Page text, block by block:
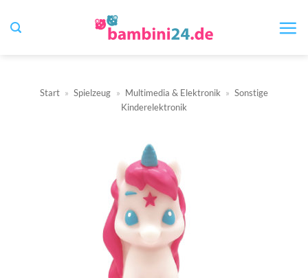
Inhalt
Start » Spielzeug » Multimedia & Elektronik » Sonstige
Kinderelektronik